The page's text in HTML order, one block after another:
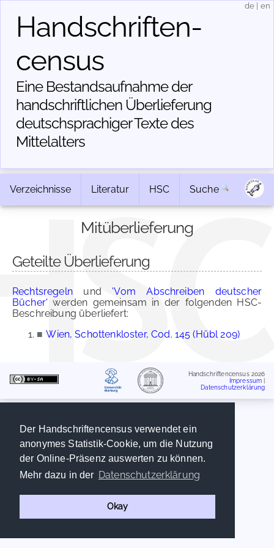
Der Handschriftencensus verwendet ein
anonymes Statistik-Cookie, um die Nutzung
der Online-Präsenz auswerten zu können.
Mehr dazu in der Datenschutzerklärung
Okay
Handschriften­
census
Eine Bestandsaufnahme der
handschriftlichen Über­lieferung
deutschsprachiger Texte des
Mittelalters
de en
Verzeichnisse Literatur HSC Suche
Mitüberlieferung
Geteilte Überlieferung
Rechtsregelnund 'Vom Abschreiben deutscher
Bücher' werden gemeinsam in der folgenden HSC-
Beschreibung überliefert:
■ Wien, Schottenkloster, Cod. 145 (Hübl 209)
Handschriftencensus 2026
Impressum
Datenschutzerklärung